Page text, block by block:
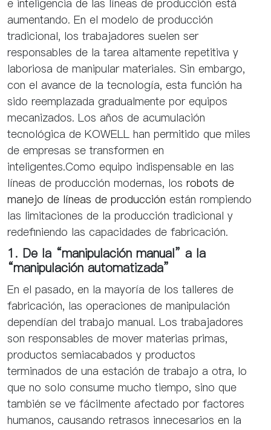
e inteligencia de las líneas de producción está
aumentando. En el modelo de producción
tradicional, los trabajadores suelen ser
responsables de la tarea altamente repetitiva y
laboriosa de manipular materiales. Sin embargo,
con el avance de la tecnología, esta función ha
sido reemplazada gradualmente por equipos
mecanizados. Los años de acumulación
tecnológica de KOWELL han permitido que miles
de empresas se transformen en
inteligentes.Como equipo indispensable en las
líneas de producción modernas, los robots de
manejo de líneas de producción están rompiendo
las limitaciones de la producción tradicional y
redefiniendo las capacidades de fabricación.
1. De la “manipulación manual” a la
“manipulación automatizada”
En el pasado, en la mayoría de los talleres de
fabricación, las operaciones de manipulación
dependían del trabajo manual. Los trabajadores
son responsables de mover materias primas,
productos semiacabados y productos
terminados de una estación de trabajo a otra, lo
que no solo consume mucho tiempo, sino que
también se ve fácilmente afectado por factores
humanos, causando retrasos innecesarios en la